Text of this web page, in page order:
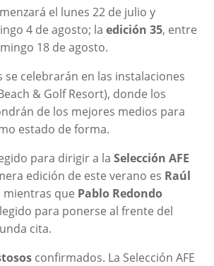
el lunes 22 de julio y
4 de agosto; la edición 35, entre
18 de agosto.
se celebrarán en las instalaciones
& Golf Resort), donde los
de los mejores medios para
estado de forma.
para dirigir a la Selección AFE
edición de este verano es Raúl
mientras que Pablo Redondo
para ponerse al frente del
cita.
confirmados. La Selección AFE